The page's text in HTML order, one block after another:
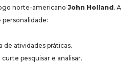
norte-americano John Holland. A
personalidade:
de atividades práticas.
pesquisar e analisar.